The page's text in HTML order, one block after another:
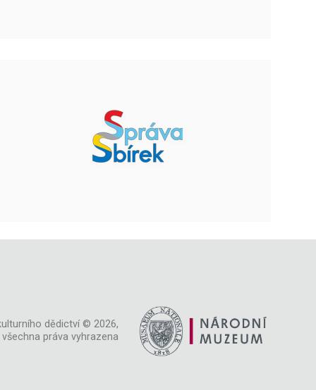
dědictví © 2026,
všechna práva vyhrazena